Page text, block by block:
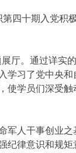
四十期入党积
展厅。通过详实
学习了党中央和
使学员们深受触
军人干事创业之
纪律意识和规矩